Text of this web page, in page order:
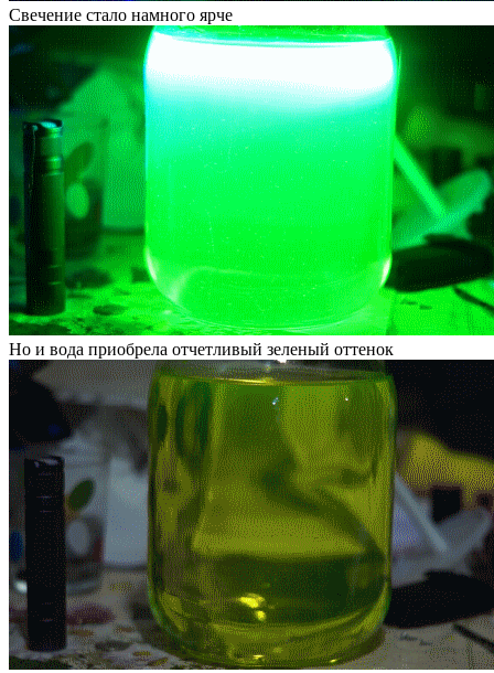
Свечение стало намного ярче
Но и вода приобрела отчетливый зеленый оттенок